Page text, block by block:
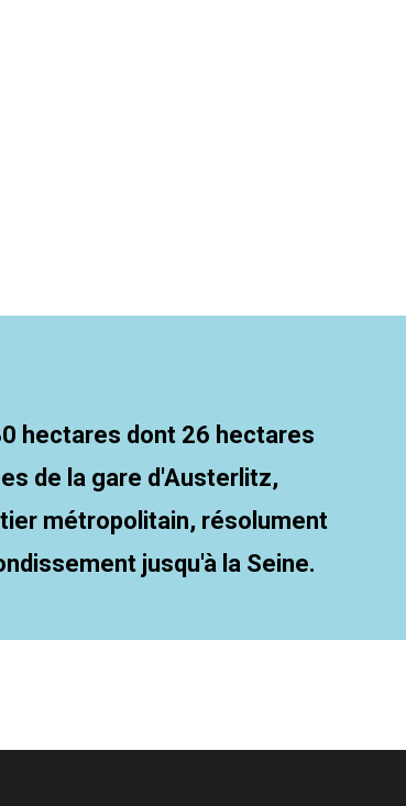
hectares dont 26 hectares
de la gare d'Austerlitz,
métropolitain, résolument
jusqu'à la Seine.